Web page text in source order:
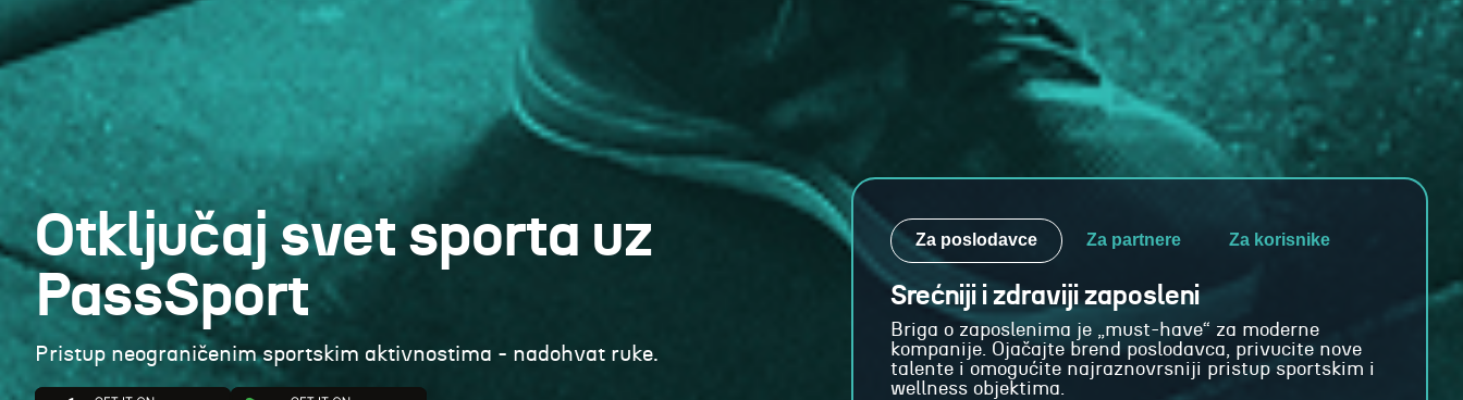
Otključaj svet sporta uz
PassSport
Pristup neograničenim sportskim aktivnostima - nadohvat ruke.
Za poslodavce Za partnere Za korisnike
Srećniji i zdraviji zaposleni
Briga o zaposlenima je „must-have“ za moderne
kompanije. Ojačajte brend poslodavca, privucite nove
talente i omogućite najraznovrsniji pristup sportskim i
wellness objektima.